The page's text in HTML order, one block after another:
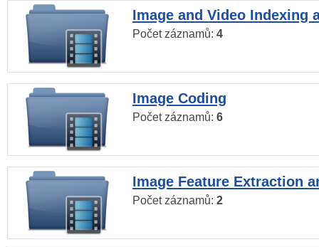
Image and Video Indexing
Počet záznamů: 4
Image Coding
Počet záznamů: 6
Image Feature Extraction
Počet záznamů: 2